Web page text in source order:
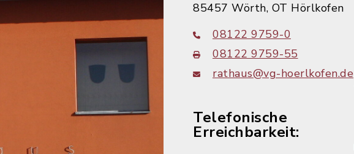
85457 Wörth, OT Hörlkofen
08122 9759-0
08122 9759-55
rathaus@vg-hoerlkofen.de
Telefonische
Erreichbarkeit: